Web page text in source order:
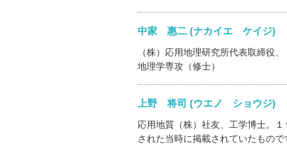
中家 惠二 (ナカイエ ケイ
（株）応用地理研究所代表取締役
地理学専攻（修士）
上野 将司 (ウエノ ショウ
応用地質（株）社友、工学博士。
された当時に掲載されていたもので